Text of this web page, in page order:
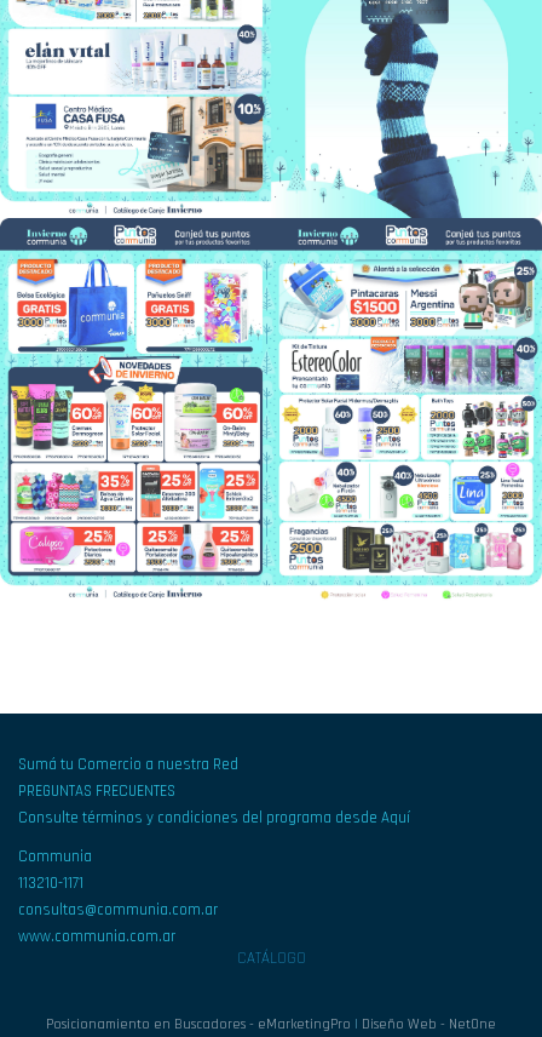
Sumá tu Comercio a nuestra Red
PREGUNTAS FRECUENTES
Consulte términos y condiciones del programa desde Aquí
Communia
113210-1171
consultas@communia.com.ar
www.communia.com.ar
CATÁLOGO
Posicionamiento en Buscadores - eMarketingPro | Diseño Web - NetOne